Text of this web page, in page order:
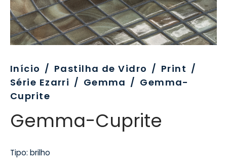
Início / Pastilha de Vidro / Print /
Série Ezarri / Gemma / Gemma-
Cuprite
Gemma-Cuprite
Tipo: brilho
Sinalética
Formatos
Pé